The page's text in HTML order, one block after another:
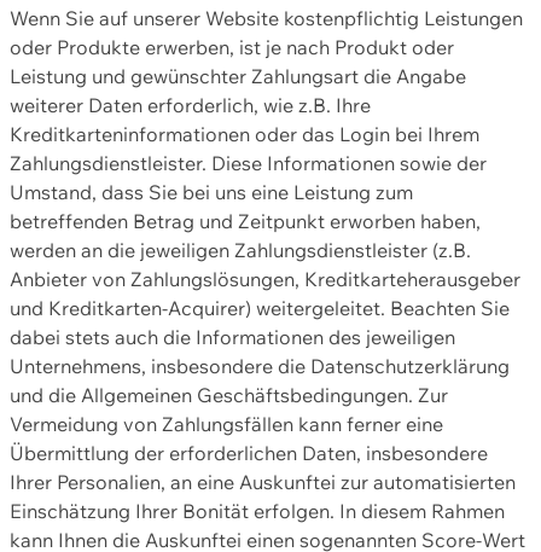
Wenn Sie auf unserer Website kostenpflichtig Leistungen
oder Produkte erwerben, ist je nach Produkt oder
Leistung und gewünschter Zahlungsart die Angabe
weiterer Daten erforderlich, wie z.B. Ihre
Kreditkarteninformationen oder das Login bei Ihrem
Zahlungsdienstleister. Diese Informationen sowie der
Umstand, dass Sie bei uns eine Leistung zum
betreffenden Betrag und Zeitpunkt erworben haben,
werden an die jeweiligen Zahlungsdienstleister (z.B.
Anbieter von Zahlungslösungen, Kreditkarteherausgeber
und Kreditkarten-Acquirer) weitergeleitet. Beachten Sie
dabei stets auch die Informationen des jeweiligen
Unternehmens, insbesondere die Datenschutzerklärung
und die Allgemeinen Geschäftsbedingungen. Zur
Vermeidung von Zahlungsfällen kann ferner eine
Übermittlung der erforderlichen Daten, insbesondere
Ihrer Personalien, an eine Auskunftei zur automatisierten
Einschätzung Ihrer Bonität erfolgen. In diesem Rahmen
kann Ihnen die Auskunftei einen sogenannten Score-Wert